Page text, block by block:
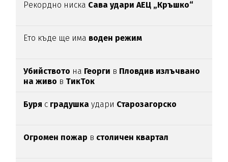
Рекордно ниска Сава удари АЕЦ „Кръшко“
Ето къде ще има воден режим
Убийството на Георги в Пловдив излъчвано
на живо в ТикТок
Буря с градушкаудари Старозагорско
Огромен пожар в столичен квартал